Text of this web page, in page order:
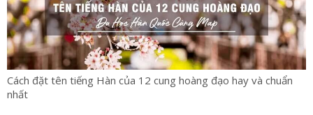
Cách đặt tên tiếng Hàn của 12 cung hoàng đạo hay và chuẩn
nhất